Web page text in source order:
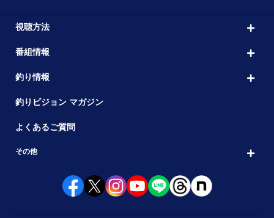
視聴方法
番組情報
釣り情報
釣りビジョン マガジン
よくあるご質問
その他